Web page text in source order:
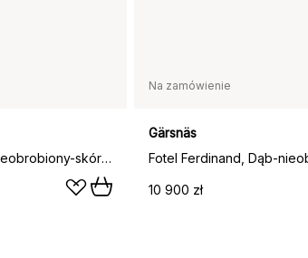
Fotel Ferdinand, Dąb-nieobrobiony-skóra Tärnsjö cognac
Na zamówienie
Gärsnäs
10 900 zł